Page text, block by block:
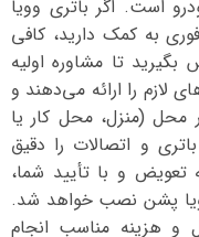
است. اگر باتری وویا
به کمک دارید، کافی
تا مشاوره اولیه
لازم را ارائه می‌دهند و
(منزل، محل کار یا
و اتصالات را دقیق
و با تأیید شما،
پشن نصب خواهد شد.
و هزینه مناسب انجام